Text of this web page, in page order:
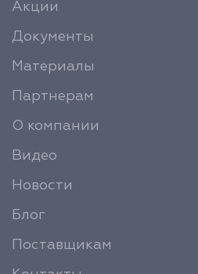
Акции
Документы
Материалы
Партнерам
О компании
Видео
Новости
Блог
Поставщикам